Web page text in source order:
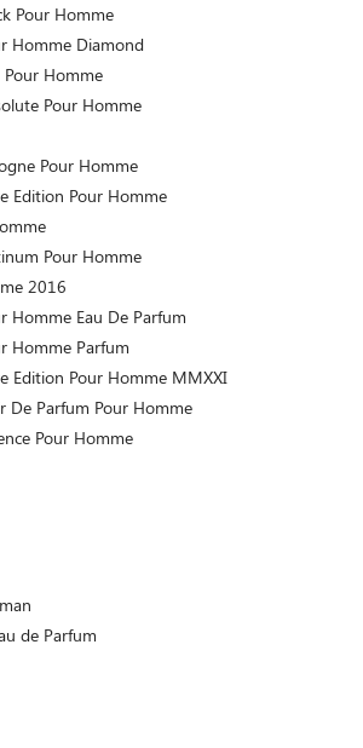
Pour Homme
Homme Diamond
Pour Homme
Pour Homme
Pour Homme
Edition Pour Homme
Pour Homme
2016
Homme Eau De Parfum
Homme Parfum
Edition Pour Homme MMXXI
De Parfum Pour Homme
Pour Homme
de Parfum